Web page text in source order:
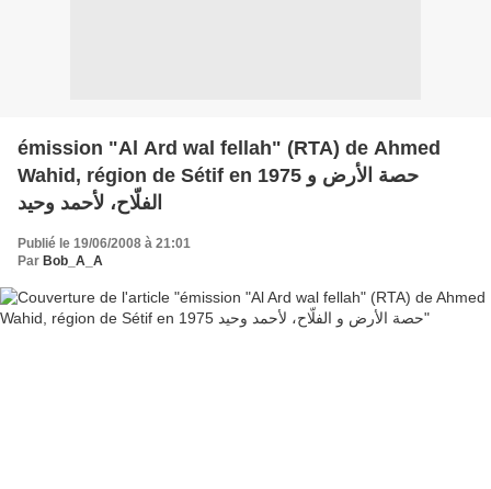
émission "Al Ard wal fellah" (RTA) de Ahmed
Wahid, région de Sétif en 1975 حصة الأرض و
الفلّاح، لأحمد وحيد
Publié le 19/06/2008 à 21:01
Par Bob_A_A